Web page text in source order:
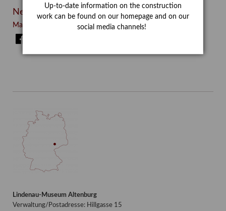
Neueste Beiträge
Manege frei! – Kunstvermittlung im Zirkuszelt
Lindenau-Museum Altenburg
Verwaltung/Postadresse: Hillgasse 15
Up-to-date information on the construction
work can be found on our homepage and on our
social media channels!